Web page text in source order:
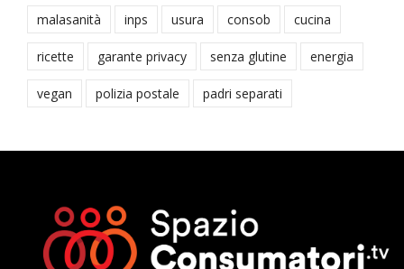
malasanità inps usura consob cucina
ricette garante privacy senza glutine energia
vegan polizia postale padri separati